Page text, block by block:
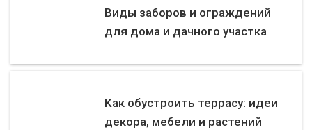
Виды заборов и ограждений
для дома и дачного участка
Как обустроить террасу: идеи
декора, мебели и растений